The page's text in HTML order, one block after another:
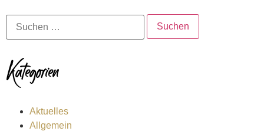
Kategorien
Aktuelles
Allgemein